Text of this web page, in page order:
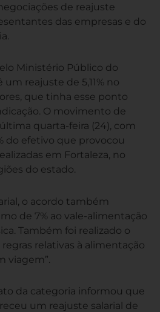
de reajuste
das empresas e do
Ministério Público do
um reajuste de 5,11% no
que tinha esse ponto
O movimento de
quarta-feira (24), com
do efetivo que provocou
em Fortaleza, no
do estado.
o acordo também
de 7% ao vale-alimentação
Também foi realizado o
relativas à alimentação
viagem”.
da categoria informou que
um reajuste salarial de